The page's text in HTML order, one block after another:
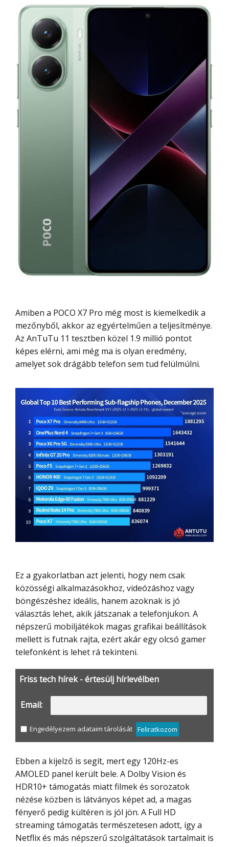
Amiben a POCO X7 Pro még most is kiemelkedik a
mezőnyből, akkor az egyértelműen a teljesítménye.
Az AnTuTu 11 tesztben közel 1.9 millió pontot
képes elérni, ami még ma is olyan eredmény,
amelyet sok drágább telefon sem tud felülmúlni.
Ez a gyakorlatban azt jelenti, hogy nem csak
közösségi alkalmazásokhoz, videózáshoz vagy
böngészéshez ideális, hanem azoknak is jó
választás lehet, akik játszanak a telefonjukon. A
népszerű mobiljátékok magas grafikai beállítások
mellett is futnak rajta, ezért akár egy olcsó gamer
telefonként is lehet rá tekinteni.
Friss tech hírek - értesülj hírlevélben
Email:
Engedélyezem adataim tárolását Feliratkozom
Ebben a kijelző is segít, mert egy 120Hz-es
AMOLED panel került bele. A Dolby Vision és
HDR10+ támogatás miatt filmek és sorozatok
nézése közben is látványos képet ad, a magas
fényerő pedig kültéren is jól jön. A Full HD
streaming támogatás természetesen adott, így a
Netflix és más népszerű szolgáltatások tartalmait is